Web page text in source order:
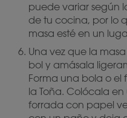
puede variar según
de tu cocina, por lo
masa esté en un
Una vez que la
bol y amásala
Forma una bola o el
la Toña. Colócala
forrada con papel